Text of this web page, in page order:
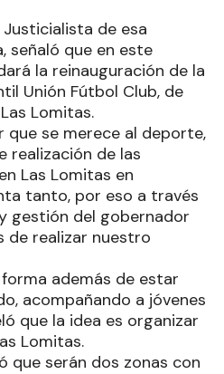
de esa
señaló que en este
la reinauguración de la
Unión Fútbol Club, de
Lomitas.
que se merece al deporte,
realización de las
Las Lomitas en
tanto, por eso a través
gestión del gobernador
de realizar nuestro
además de estar
acompañando a jóvenes
que la idea es organizar
Lomitas.
que serán dos zonas con